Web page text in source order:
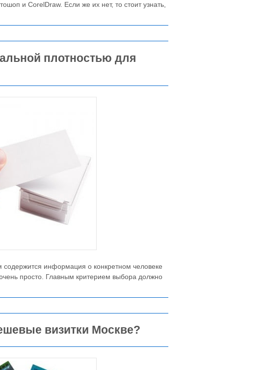
и CorelDraw. Если же их нет, то стоит узнать,
плотностью для
содержится информация о конкретном человеке
просто. Главным критерием выбора должно
визитки Москве?